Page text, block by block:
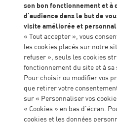
EN
son bon fonctionnement et à
d'audience dans le but de
visite améliorée et
« Tout accepter », vous
les cookies placés sur notre
refuser », seuls les cookies
fonctionnement du site et à
Pour choisir ou modifier vos
que retirer votre
sur « Personnaliser vos
« Cookies » en bas d'écran.
cookies et les données